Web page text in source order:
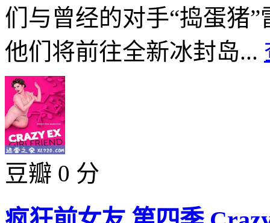
们与曾经的对手“捣蛋猪
他们将前往全新冰封岛...
豆瓣 0 分